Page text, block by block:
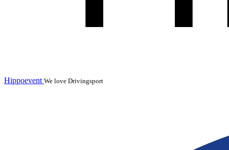
Hippoevent We love Drivingsport